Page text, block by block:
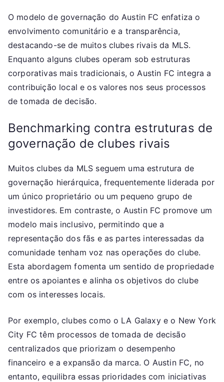
O modelo de governação do Austin FC enfatiza o
envolvimento comunitário e a transparência,
destacando-se de muitos clubes rivais da MLS.
Enquanto alguns clubes operam sob estruturas
corporativas mais tradicionais, o Austin FC integra a
contribuição local e os valores nos seus processos
de tomada de decisão.
Benchmarking contra estruturas de
governação de clubes rivais
Muitos clubes da MLS seguem uma estrutura de
governação hierárquica, frequentemente liderada por
um único proprietário ou um pequeno grupo de
investidores. Em contraste, o Austin FC promove um
modelo mais inclusivo, permitindo que a
representação dos fãs e as partes interessadas da
comunidade tenham voz nas operações do clube.
Esta abordagem fomenta um sentido de propriedade
entre os apoiantes e alinha os objetivos do clube
com os interesses locais.
Por exemplo, clubes como o LA Galaxy e o New York
City FC têm processos de tomada de decisão
centralizados que priorizam o desempenho
financeiro e a expansão da marca. O Austin FC, no
entanto, equilibra essas prioridades com iniciativas